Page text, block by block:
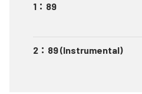
1 ： 89
2 ： 89 (Instrumental)